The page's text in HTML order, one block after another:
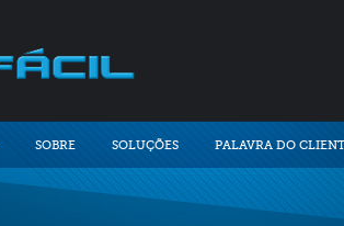
SOBRE SOLUÇÕES PALAVRA DO